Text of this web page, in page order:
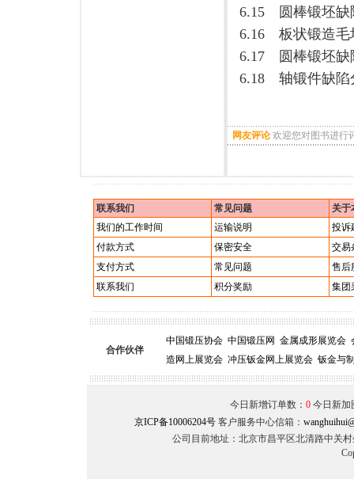
6.15 圆棒锻坯缺
6.16 板状锻造毛
6.17 圆棒锻坯缺
6.18 轴锻件缺陷
网友评论 欢迎您对图书进行
联系我们 常见问题
关于
我们的工作时间
运输说明
投诉
付款方式
保密安全
交易
支付方式
常见问题
售后
联系我们
积分奖励 集团
合作伙伴
中国锻压协会 中国锻压网 金属成形展览会
造网上展览会 冲压钣金网上展览会 钣金与
今日新增订单数： 0今日新加
京ICP备10006204号 客户服务中心信箱：
公司目前地址：北京市昌平区北清路中关